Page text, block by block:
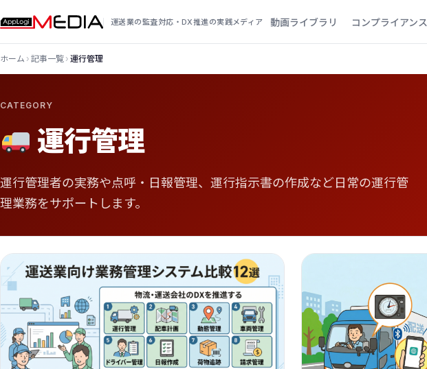
運送業の監査対応・DX推進の実践メディア 動画ライブラリ コンプライアンス
ホーム › 記事一覧 › 運行管理
CATEGORY
運行管理
運行管理者の実務や点呼・日報管理、運行指示書の作成など日常の運行管
理業務をサポートします。